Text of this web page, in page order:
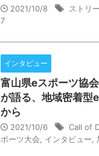
2021/10/8 ストリ
7
インタビュー
富山県eスポーツ協
が語る、地域密着型
から
2021/10/6 Call of
ポーツ大会
インタビュー